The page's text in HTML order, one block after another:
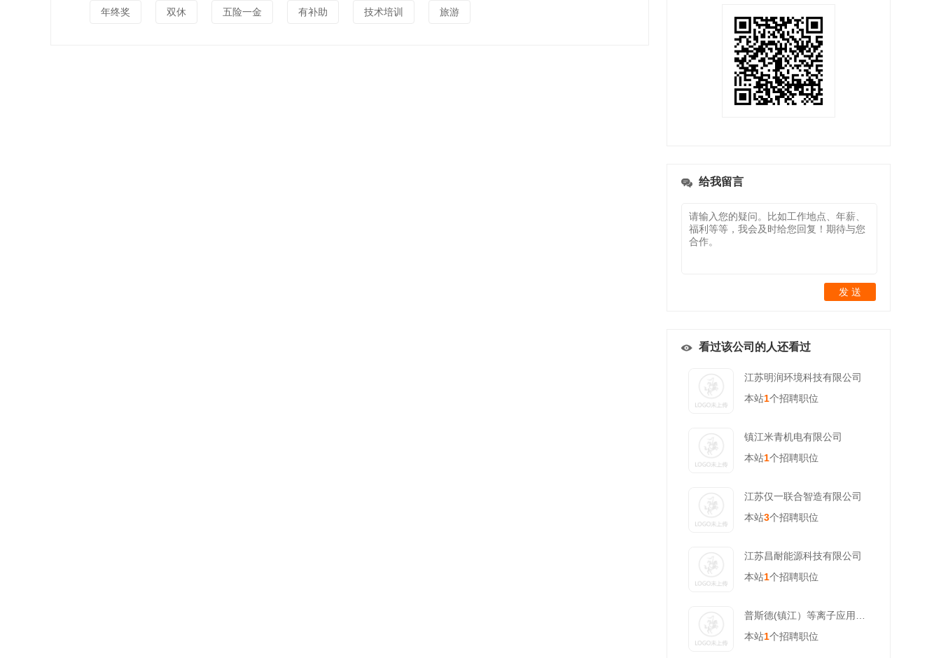
年终奖 双休 五险一金 有补助 技术培训 旅游
给我留言
发 送
看过该公司的人还看过
江苏明润环境科技有限公司
本站1个招聘职位
镇江米青机电有限公司
本站1个招聘职位
江苏仅一联合智造有限公司
本站3个招聘职位
江苏昌耐能源科技有限公司
本站1个招聘职位
本站1个招聘职位